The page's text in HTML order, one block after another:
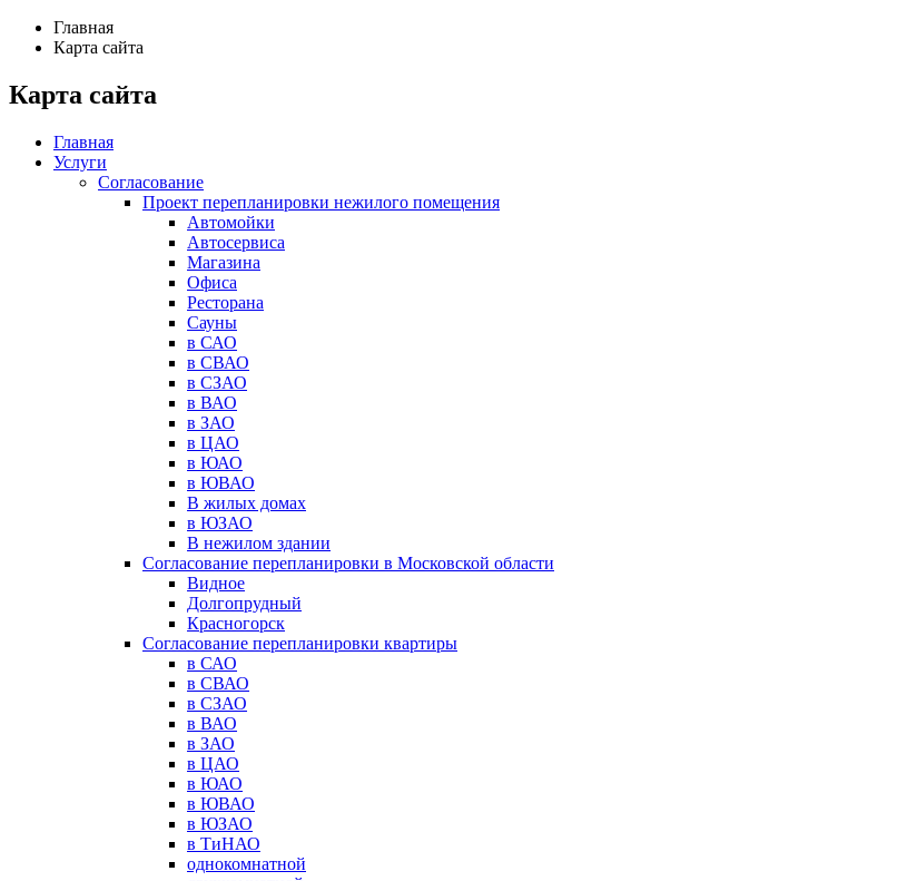
Главная
Карта сайта
Карта сайта
Главная
Услуги
Согласование
Проект перепланировки нежилого помещения
Автомойки
Автосервиса
Магазина
Офиса
Ресторана
Сауны
в САО
в СВАО
в СЗАО
в ВАО
в ЗАО
в ЦАО
в ЮАО
в ЮВАО
В жилых домах
в ЮЗАО
В нежилом здании
Согласование перепланировки в Московской области
Видное
Долгопрудный
Красногорск
Согласование перепланировки квартиры
в САО
в СВАО
в СЗАО
в ВАО
в ЗАО
в ЦАО
в ЮАО
в ЮВАО
в ЮЗАО
в ТиНАО
однокомнатной